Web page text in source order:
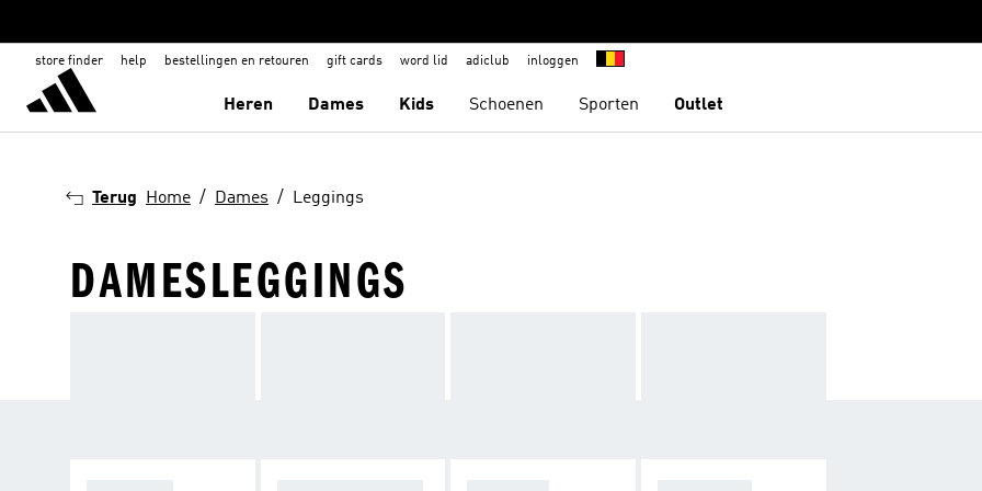
store finder help bestellingen en retouren gift cards word lid adiclub inloggen
Heren Dames Kids Schoenen Sporten Outlet
Terug Home Dames Leggings
DAMESLEGGINGS